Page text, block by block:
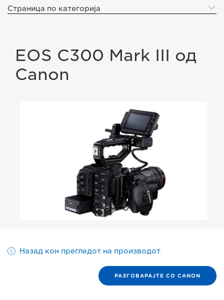
Страница по категорија
EOS C300 Mark III од
Canon
Назад кон прегледот на производот
РАЗГОВАРАЈТЕ СО CANON